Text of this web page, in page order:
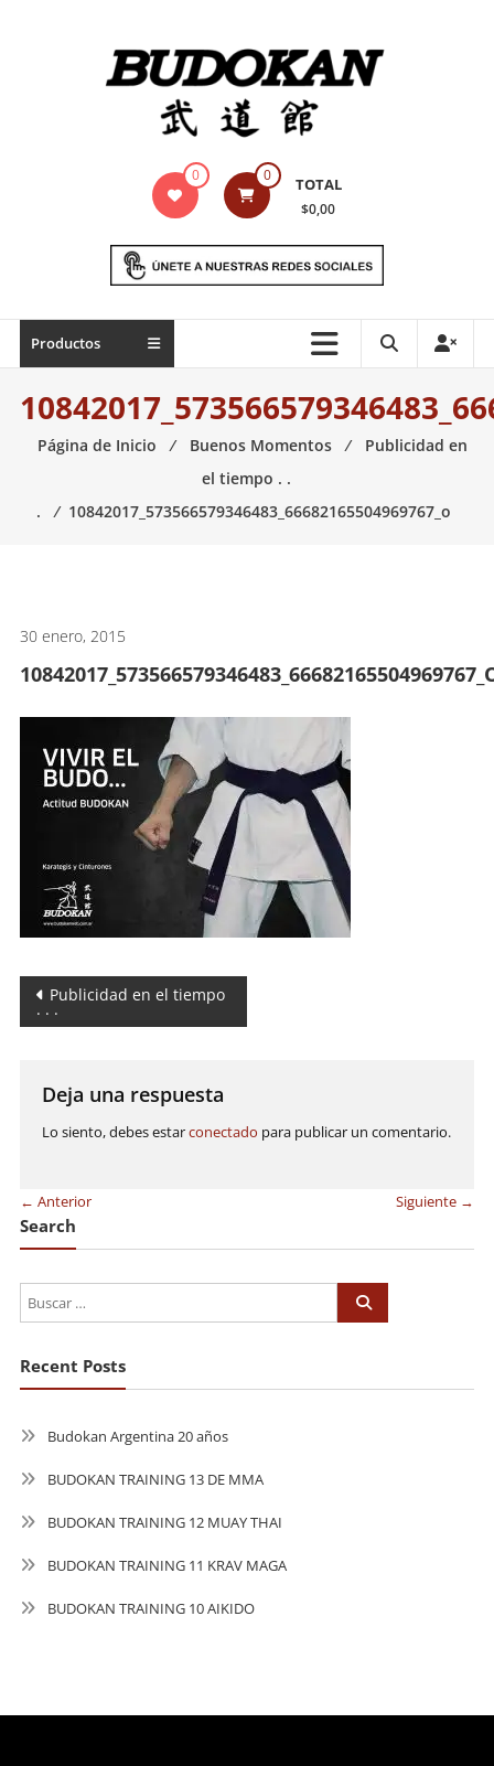
Indumentaria
marciales
Todo
necesario
para
artes
0 0 TOTAL
$0,00
Productos
Página de Inicio ⁄ Buenos Momentos ⁄
Publicidad en
el tiempo . .
.
⁄ 10842017_573566579346483_66682165504969767_o
30 enero, 2015
Navegación
de
entradas
Publicidad en el tiempo
. . .
Deja una respuesta
Lo siento, debes estarconectado para publicar un comentario.
← Anterior Siguiente →
Search
Recent Posts
Budokan Argentina 20 años
BUDOKAN TRAINING 13 DE MMA
BUDOKAN TRAINING 12 MUAY THAI
BUDOKAN TRAINING 11 KRAV MAGA
BUDOKAN TRAINING 10 AIKIDO